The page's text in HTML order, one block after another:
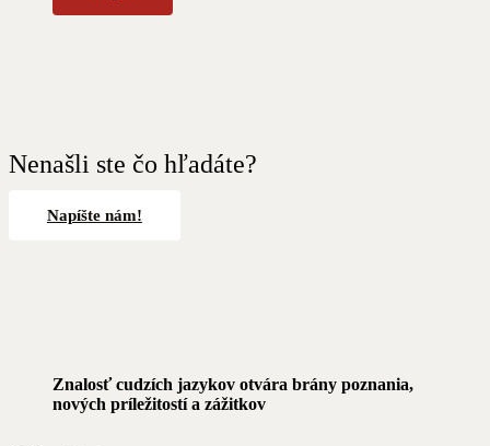
Nenašli ste čo hľadáte?
Napíšte nám!
Znalosť cudzích jazykov otvára brány poznania,
nových príležitostí a zážitkov